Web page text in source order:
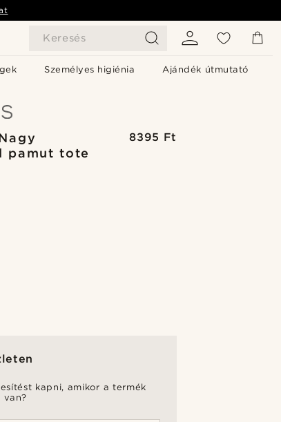
Keresés
Személyes higiénia Ajándék útmutató
pamut tote
8395 Ft
kapni, amikor a termék
van?